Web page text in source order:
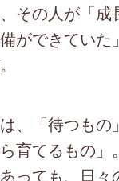
その人が「成
ができていた
、「待つもの
ら育てるもの
っても、日々